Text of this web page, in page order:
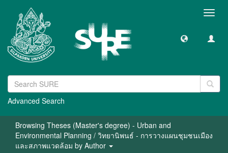
Advanced Search
Browsing Theses (Master's degree) - Urban and
Environmental Planning / วิทยานิพนธ์ - การวางแผนชุมชนเมือง
และสภาพแวดล้อม by Author